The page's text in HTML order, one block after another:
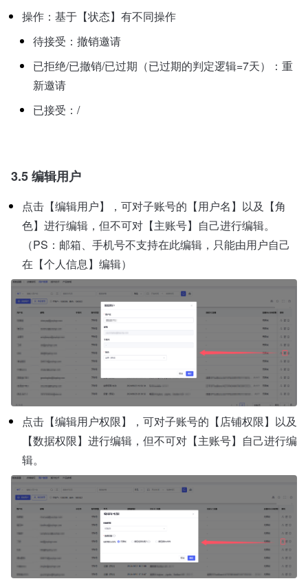
操作：基于【状态】有不同操作
待接受：撤销邀请
已拒绝/已撤销/已过期（已过期的判定逻辑=7天）：重
新邀请
已接受：/
3.5 编辑用户
点击【编辑用户】，可对子账号的【用户名】以及【角
色】进行编辑，但不可对【主账号】自己进行编辑。
（PS：邮箱、手机号不支持在此编辑，只能由用户自己
在【个人信息】编辑）
点击【编辑用户权限】，可对子账号的【店铺权限】以及
【数据权限】进行编辑，但不可对【主账号】自己进行编
辑。